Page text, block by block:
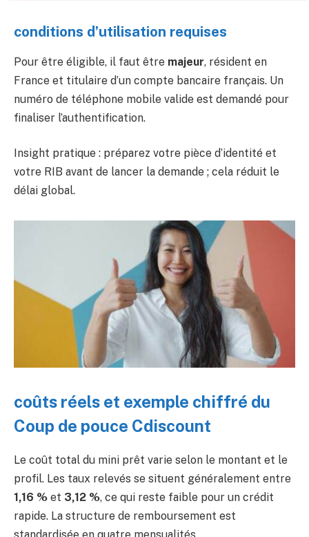
conditions d’utilisation requises
Pour être éligible, il faut être majeur, résident en
France et titulaire d’un compte bancaire français. Un
numéro de téléphone mobile valide est demandé pour
finaliser l’authentification.
Insight pratique : préparez votre pièce d’identité et
votre RIB avant de lancer la demande ; cela réduit le
délai global.
coûts réels et exemple chiffré du
Coup de pouce Cdiscount
Le coût total du mini prêt varie selon le montant et le
profil. Les taux relevés se situent généralement entre
1,16 % et 3,12 %, ce qui reste faible pour un crédit
rapide. La structure de remboursement est